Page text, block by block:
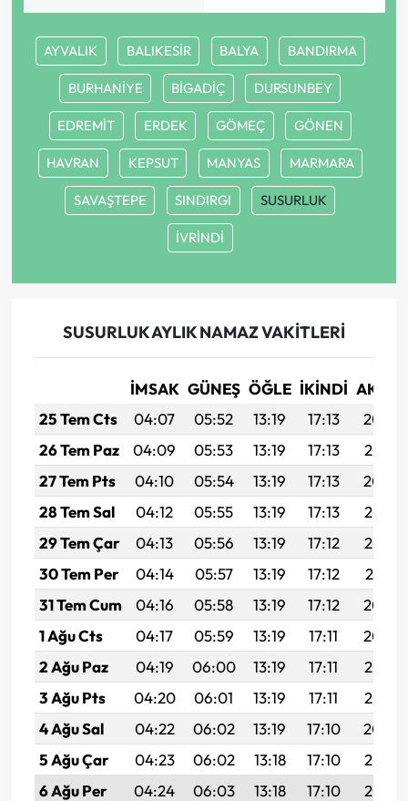
AYVALIK BALIKESİR BALYA BANDIRMA
BURHANİYE BİGADİÇ DURSUNBEY
EDREMİT ERDEK GÖMEÇ GÖNEN
HAVRAN KEPSUT MANYAS MARMARA
SAVAŞTEPE SINDIRGI SUSURLUK
İVRİNDİ
SUSURLUK AYLIK NAMAZ VAKITLERI
İMSAK GÜNEŞ ÖĞLE İKINDI
25 Tem Cts
04:07 05:52 13:19 17:13
20:36
26 Tem Paz
04:09 05:53 13:19 17:13
20:35
27 Tem Pts
04:10 05:54 13:19 17:13
20:34
28 Tem Sal
04:12 05:55 13:19 17:13
20:33
29 Tem Çar
04:13 05:56 13:19 17:12
20:32
30 Tem Per
04:14 05:57 13:19 17:12
20:31
31 Tem Cum
04:16 05:58 13:19 17:12
20:30
1 Ağu Cts
04:17 05:59 13:19 17:11
20:29
2 Ağu Paz
04:19 06:00 13:19 17:11
20:28
3 Ağu Pts
04:20 06:01 13:19 17:11
20:27
4 Ağu Sal
04:22 06:02 13:19 17:10
20:26
5 Ağu Çar
04:23 06:02 13:18 17:10
20:25
6 Ağu Per
04:24 06:03 13:18 17:10 20:23